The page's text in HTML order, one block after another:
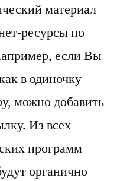
материал
ресурсы по
если Вы
в одиночку
можно добавить
Из всех
программ
органично